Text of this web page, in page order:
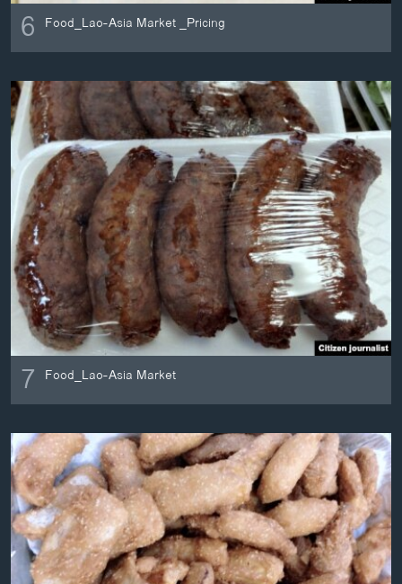
6 Food_Lao-Asia Market _Pricing
7 Food_Lao-Asia Market